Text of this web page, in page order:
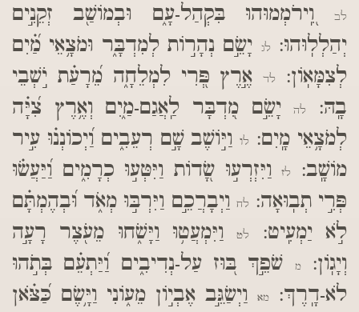
לב
וִֽ֭ירֹמְמוּהוּ בִּקְהַל-עָ֑ם וּבְמוֹשַׁ֖ב זְקֵנִ֣ים
יְהַלְלֽוּהוּ:
לג
יָשֵׂ֣ם נְהָר֣וֹת לְמִדְבָּ֑ר וּמֹצָ֥אֵי מַ֝֗יִם
לְצִמָּאֽוֹן:
לדאֶ֣רֶץ פְּ֭רִי לִמְלֵחָ֑ה מֵ֝רָעַ֗ת יֹ֣שְׁבֵי
בָֽהּ:
להיָשֵׂ֣ם מִ֭דְבָּר לַֽאֲגַם-מַ֑יִם וְאֶ֥רֶץ צִ֝יָּ֗ה
לְמֹצָ֥אֵי מָֽיִם:
לווַיּ֣וֹשֶׁב שָׁ֣ם רְעֵבִ֑ים וַ֝יְכוֹנְנ֗וּ עִ֣יר
מוֹשָֽׁב:
לזוַיִּזְרְע֣וּ שָׂ֭דוֹת וַיִּטְּע֣וּ כְרָמִ֑ים וַ֝יַּעֲשׂ֗וּ
פְּרִ֣י תְבֽוּאָה: לח וַיְבָרֲכֵ֣ם וַיִּרְבּ֣וּ מְאֹ֑ד וּ֝בְהֶמְתָּ֗ם
לֹ֣א יַמְעִֽיט:
לטוַיִּמְעֲט֥וּ וַיָּשֹׁ֑חוּ מֵעֹ֖צֶר רָעָ֣ה
וְיָגֽוֹן:
מ
שֹׁפֵ֣ךְ בּ֭וּז עַל-נְדִיבִ֑ים וַ֝יַּתְעֵ֗ם בְּתֹ֣הוּ
לֹא-דָֽרֶךְ:
מא
וַיְשַׂגֵּ֣ב אֶבְי֣וֹן מֵע֑וֹנִי וַיָּ֥שֶׂם כַּ֝צֹּ֗אן